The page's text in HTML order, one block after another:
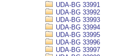
UDA-BG 33991
UDA-BG 33992
UDA-BG 33993
UDA-BG 33994
UDA-BG 33995
UDA-BG 33996
UDA-BG 33997